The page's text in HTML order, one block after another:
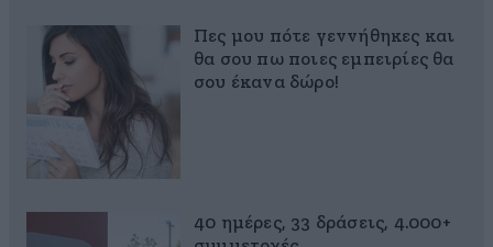
Πες μου πότε γεννήθηκες και
θα σου πω ποιες εμπειρίες θα
σου έκανα δώρο!
40 ημέρες, 33 δράσεις, 4.000+